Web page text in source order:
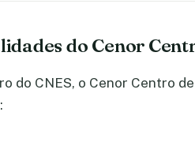
do Cenor
do CNES, o Cenor Centro